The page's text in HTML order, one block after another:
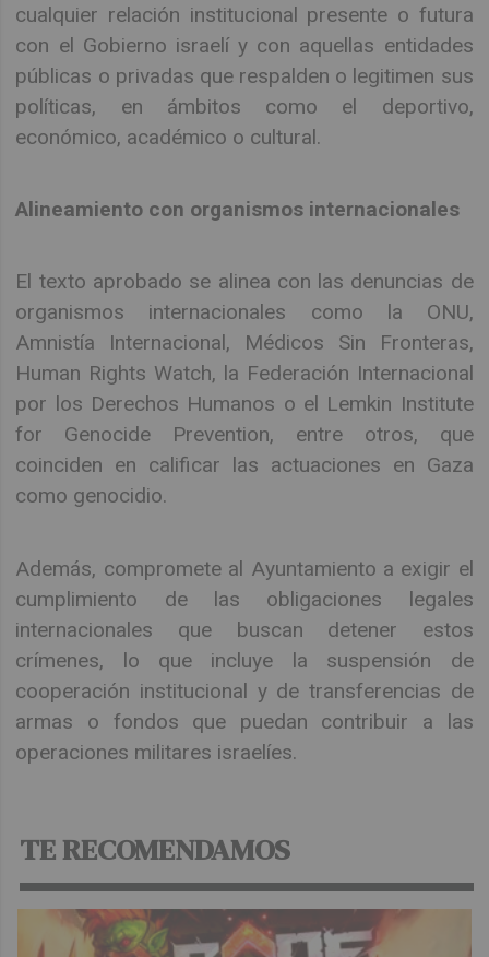
cualquier relación institucional presente o futura
con el Gobierno israelí y con aquellas entidades
públicas o privadas que respalden o legitimen sus
políticas, en ámbitos como el deportivo,
económico, académico o cultural.
Alineamiento con organismos internacionales
El texto aprobado se alinea con las denuncias de
organismos internacionales como la ONU,
Amnistía Internacional, Médicos Sin Fronteras,
Human Rights Watch, la Federación Internacional
por los Derechos Humanos o el Lemkin Institute
for Genocide Prevention, entre otros, que
coinciden en calificar las actuaciones en Gaza
como genocidio.
Además, compromete al Ayuntamiento a exigir el
cumplimiento de las obligaciones legales
internacionales que buscan detener estos
crímenes, lo que incluye la suspensión de
cooperación institucional y de transferencias de
armas o fondos que puedan contribuir a las
operaciones militares israelíes.
TE RECOMENDAMOS